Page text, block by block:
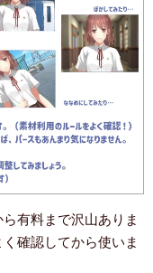
有料まで沢山ありま
確認してから使いま